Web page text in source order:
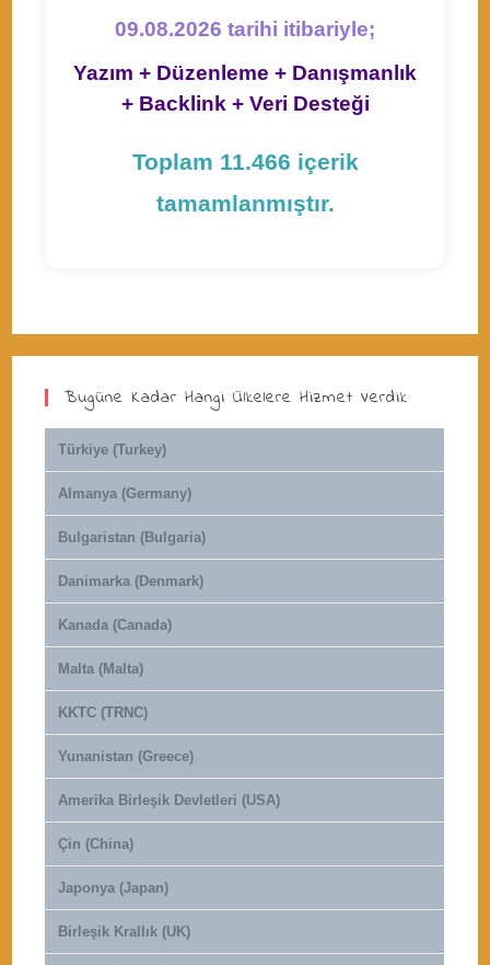
09.08.2026 tarihi itibariyle;
Yazım + Düzenleme + Danışmanlık
+ Backlink + Veri Desteği
Toplam 11.466 içerik
tamamlanmıştır.
Bugüne Kadar Hangi Ülkelere Hizmet Verdik
Türkiye (Turkey)
Almanya (Germany)
Bulgaristan (Bulgaria)
Danimarka (Denmark)
Kanada (Canada)
Malta (Malta)
KKTC (TRNC)
Yunanistan (Greece)
Amerika Birleşik Devletleri (USA)
Çin (China)
Japonya (Japan)
Birleşik Krallık (UK)